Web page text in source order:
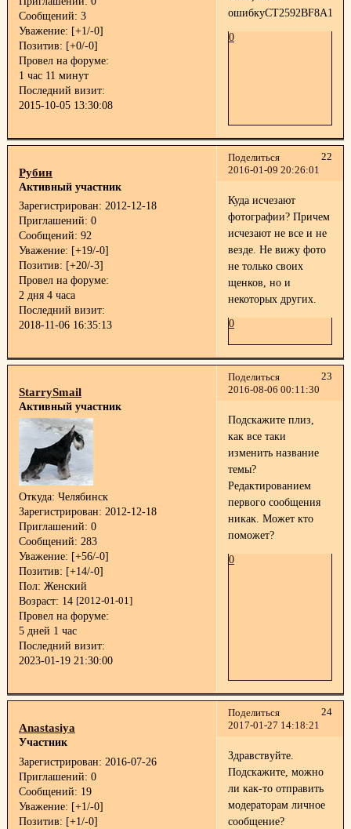
Сообщений: 3
Уважение: [+1/-0]
Позитив: [+0/-0]
Провел на форуме:
1 час 11 минут
Последний визит:
2015-10-05 13:30:08
0
Поделиться
22
2016-01-09 20:26:01
Рубин
Активный участник
Зарегистрирован: 2012-12-18
Приглашений: 0
Сообщений: 92
Уважение: [+19/-0]
Позитив: [+20/-3]
Провел на форуме:
2 дня 4 часа
Последний визит:
2018-11-06 16:35:13
Куда исчезают
фотографии? Причем
исчезают не все и не
везде. Не вижу фото
не только своих
щенков, но и
некоторых других.
0
Поделиться
23
2016-08-06 00:11:30
StarrySmail
Активный участник
Откуда: Челябинск
Зарегистрирован: 2012-12-18
Приглашений: 0
Сообщений: 283
Уважение: [+56/-0]
Позитив: [+14/-0]
Пол: Женский
Возраст: 14 [2012-01-01]
Провел на форуме:
5 дней 1 час
Последний визит:
2023-01-19 21:30:00
Подскажите плиз,
как все таки
изменить название
темы?
Редактированием
первого сообщения
никак. Может кто
поможет?
0
Поделиться
24
2017-01-27 14:18:21
Anastasiya
Участник
Зарегистрирован: 2016-07-26
Приглашений: 0
Сообщений: 19
Уважение: [+1/-0]
Позитив: [+1/-0]
Здравствуйте.
Подскажите, можно
ли как-то отправить
модераторам личное
сообщение?